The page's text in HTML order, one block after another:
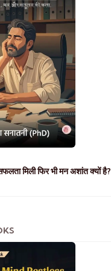
मिली फिर भी मन अशांत क्यों है?